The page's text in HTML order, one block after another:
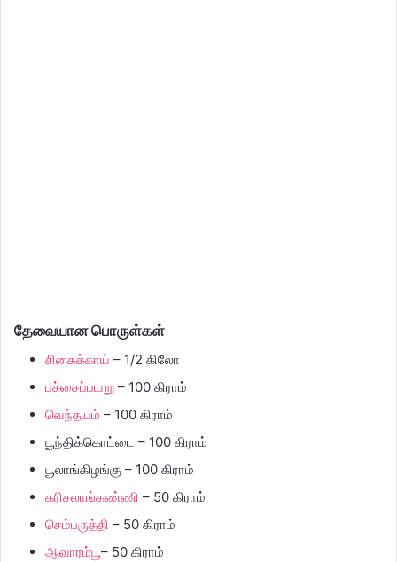
தேவையான பொருள்கள்
சிகைக்காய் – 1/2 கிலோ
பச்சைப்பயறு – 100 கிராம்
வெந்தயம் – 100 கிராம்
பூந்திக்கொட்டை – 100 கிராம்
பூலாங்கிழங்கு – 100 கிராம்
கரிசலாங்கண்ணி – 50 கிராம்
செம்பருத்தி – 50 கிராம்
ஆவாரம்பூ– 50 கிராம்